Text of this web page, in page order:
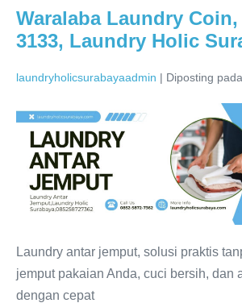
Holic
Surabaya
Waralaba Laundry Coin,
3133, Laundry Holic
laundryholicsurabayaadmin | Diposting pada
Waralaba
Laundry
Coin,
0821-
4231-
Laundry
Holic
Surabaya
Laundry antar jemput, solusi praktis
jemput pakaian Anda, cuci bersih, dan
dengan cepat